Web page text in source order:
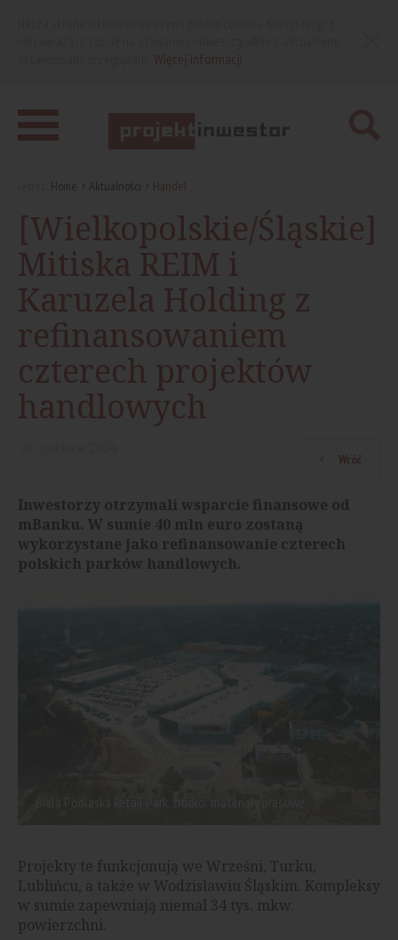
Home Aktualności Handel
[Wielkopolskie/Śląskie]
Mitiska REIM i
Karuzela Holding z
refinansowaniem
czterech projektów
handlowych
Wróć
Inwestorzy otrzymali wsparcie finansowe od
mBanku. W sumie 40 mln euro zostaną
wykorzystane jako refinansowanie czterech
polskich parków handlowych.
Projekty te funkcjonują we Wrześni, Turku,
Lublińcu, a także w Wodzisławiu Śląskim. Kompleksy
w sumie zapewniają niemal 34 tys. mkw.
powierzchni.